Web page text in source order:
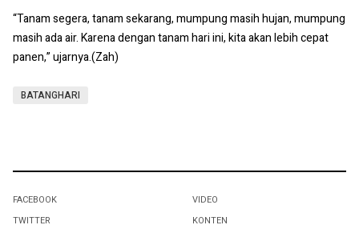
“Tanam segera, tanam sekarang, mumpung masih hujan, mumpung
masih ada air. Karena dengan tanam hari ini, kita akan lebih cepat
panen,” ujarnya.(Zah)
BATANGHARI
FACEBOOK
TWITTER
VIDEO
KONTEN